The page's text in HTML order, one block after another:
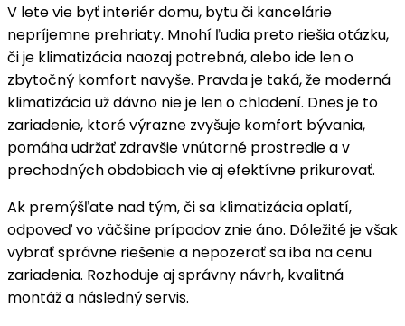
V lete vie byť interiér domu, bytu či kancelárie
nepríjemne prehriaty. Mnohí ľudia preto riešia otázku,
či je klimatizácia naozaj potrebná, alebo ide len o
zbytočný komfort navyše. Pravda je taká, že moderná
klimatizácia už dávno nie je len o chladení. Dnes je to
zariadenie, ktoré výrazne zvyšuje komfort bývania,
pomáha udržať zdravšie vnútorné prostredie a v
prechodných obdobiach vie aj efektívne prikurovať.
Ak premýšľate nad tým, či sa klimatizácia oplatí,
odpoveď vo väčšine prípadov znie áno. Dôležité je však
vybrať správne riešenie a nepozerať sa iba na cenu
zariadenia. Rozhoduje aj správny návrh, kvalitná
montáž a následný servis.